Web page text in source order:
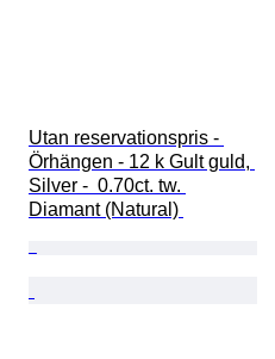
Utan reservationspris -
Örhängen - 12 k Gult guld,
Silver -  0.70ct. tw.
Diamant (Natural)